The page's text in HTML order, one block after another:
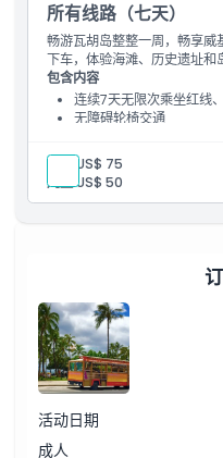
所有线路（七天）
畅游瓦胡岛整整一周，畅享
下车，体验海滩、历史遗址和
包含内容
连续7天无限次乘坐红线
无障碍轮椅交通
成人: US$ 75
儿童:US$ 50
活动日期
成人